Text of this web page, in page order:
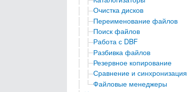
Очистка дисков
Переименование файлов
Поиск файлов
Работа с DBF
Разбивка файлов
Резервное копирование
Сравнение и синхронизация
Файловые менеджеры